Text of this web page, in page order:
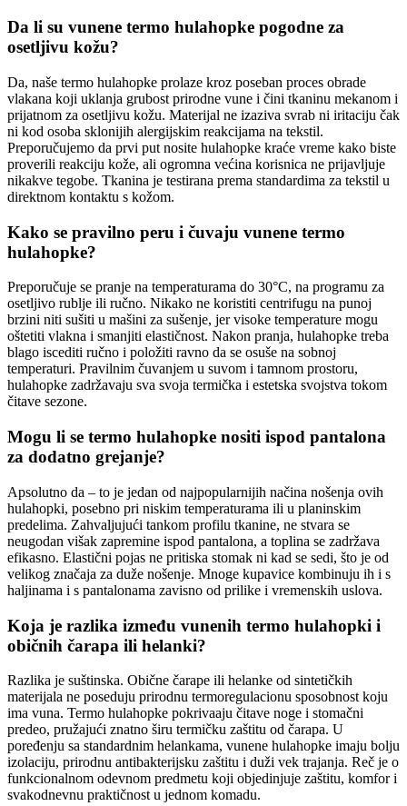
Da li su vunene termo hulahopke pogodne za
osetljivu kožu?
Da, naše termo hulahopke prolaze kroz poseban proces obrade
vlakana koji uklanja grubost prirodne vune i čini tkaninu mekanom i
prijatnom za osetljivu kožu. Materijal ne izaziva svrab ni iritaciju čak
ni kod osoba sklonijih alergijskim reakcijama na tekstil.
Preporučujemo da prvi put nosite hulahopke kraće vreme kako biste
proverili reakciju kože, ali ogromna većina korisnica ne prijavljuje
nikakve tegobe. Tkanina je testirana prema standardima za tekstil u
direktnom kontaktu s kožom.
Kako se pravilno peru i čuvaju vunene termo
hulahopke?
Preporučuje se pranje na temperaturama do 30°C, na programu za
osetljivo rublje ili ručno. Nikako ne koristiti centrifugu na punoj
brzini niti sušiti u mašini za sušenje, jer visoke temperature mogu
oštetiti vlakna i smanjiti elastičnost. Nakon pranja, hulahopke treba
blago iscediti ručno i položiti ravno da se osuše na sobnoj
temperaturi. Pravilnim čuvanjem u suvom i tamnom prostoru,
hulahopke zadržavaju sva svoja termička i estetska svojstva tokom
čitave sezone.
Mogu li se termo hulahopke nositi ispod pantalona
za dodatno grejanje?
Apsolutno da – to je jedan od najpopularnijih načina nošenja ovih
hulahopki, posebno pri niskim temperaturama ili u planinskim
predelima. Zahvaljujući tankom profilu tkanine, ne stvara se
neugodan višak zapremine ispod pantalona, a toplina se zadržava
efikasno. Elastični pojas ne pritiska stomak ni kad se sedi, što je od
velikog značaja za duže nošenje. Mnoge kupavice kombinuju ih i s
haljinama i s pantalonama zavisno od prilike i vremenskih uslova.
Koja je razlika između vunenih termo hulahopki i
običnih čarapa ili helanki?
Razlika je suštinska. Obične čarape ili helanke od sintetičkih
materijala ne poseduju prirodnu termoregulacionu sposobnost koju
ima vuna. Termo hulahopke pokrivaaju čitave noge i stomačni
predeo, pružajući znatno širu termičku zaštitu od čarapa. U
poređenju sa standardnim helankama, vunene hulahopke imaju bolju
izolaciju, prirodnu antibakterijsku zaštitu i duži vek trajanja. Reč je o
funkcionalnom odevnom predmetu koji objedinjuje zaštitu, komfor i
svakodnevnu praktičnost u jednom komadu.